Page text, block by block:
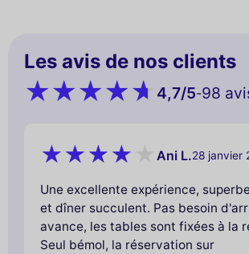
Les avis de nos clients
4,7/5-98
Ani L.28 janvier
Une excellente expérience,
et dîner succulent. Pas besoin
avance, les tables sont fixées à la
Seul bémol, la réservation sur